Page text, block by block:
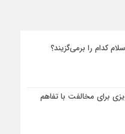
کدام را برمی‌گزیند؟
برای مخالفت با تفاهم